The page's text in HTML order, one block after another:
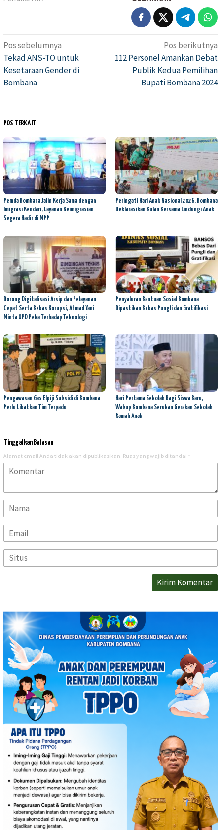
Navigasi
pos
Pos sebelumnya
Tekad ANS-TO untuk
Kesetaraan Gender di
Bombana
Pos berikutnya
112 Personel Amankan Debat
Publik Kedua Pemilihan
Bupati Bombana 2024
POS TERKAIT
Pemda Bombana Jalin Kerja Sama dengan
Imigrasi Kendari, Layanan Keimigrasian
Segera Hadir di MPP
Peringati Hari Anak Nasional 2026, Bombana
Deklarasikan Bulan Bersama Lindungi Anak
Dorong Digitalisasi Arsip dan Pelayanan
Cepat Serta Bebas Korupsi, Ahmad Yani
Minta OPD Peka Terhadap Teknologi
Penyaluran Bantuan Sosial Bombana
Dipastikan Bebas Pungli dan Gratifikasi
Pengawasan Gas Elpiji Subsidi di Bombana
Perlu Libatkan Tim Terpadu
Hari Pertama Sekolah Bagi Siswa Baru,
Wabup Bombana Serukan Gerakan Sekolah
Ramah Anak
Tinggalkan Balasan
Alamat email Anda tidak akan dipublikasikan. Ruas yang wajib ditandai *